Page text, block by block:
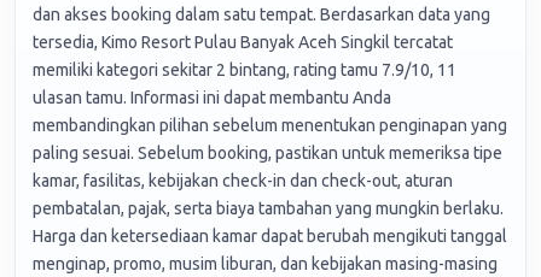
dan akses booking dalam satu tempat. Berdasarkan data yang
tersedia, Kimo Resort Pulau Banyak Aceh Singkil tercatat
memiliki kategori sekitar 2 bintang, rating tamu 7.9/10, 11
ulasan tamu. Informasi ini dapat membantu Anda
membandingkan pilihan sebelum menentukan penginapan yang
paling sesuai. Sebelum booking, pastikan untuk memeriksa tipe
kamar, fasilitas, kebijakan check-in dan check-out, aturan
pembatalan, pajak, serta biaya tambahan yang mungkin berlaku.
Harga dan ketersediaan kamar dapat berubah mengikuti tanggal
menginap, promo, musim liburan, dan kebijakan masing-masing